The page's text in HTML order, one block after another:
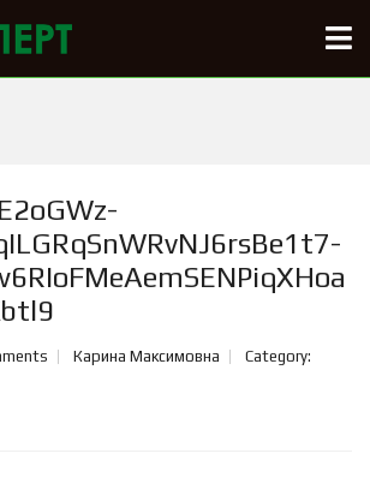
Карина Максимовна Category: